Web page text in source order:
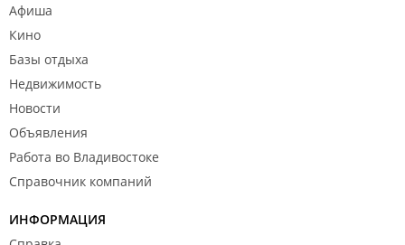
Афиша
Кино
Базы отдыха
Недвижимость
Новости
Объявления
Работа во Владивостоке
Справочник компаний
ИНФОРМАЦИЯ